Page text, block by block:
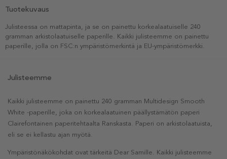
Tuotekuvaus
Julisteessa on mattapinta, ja se on painettu korkealaatuiselle 240
gramman arkistolaatuiselle paperille. Kaikki julisteemme on painettu
paperille, jolla on FSC:n ympäristömerkintä ja EU-ympäristömerkki.
Julisteemme
Kaikki julisteemme on painettu 240 gramman Multidesign Smooth
White -paperille, joka on korkealaatuinen päällystämätön paperi
Clairefontainen paperitehtaalta Ranskasta. Paperi on arkistolaatuista,
eli se ei kellastu ajan myötä.
Ympäristönäkökohdat ovat tärkeitä Dear Samille. Kaikki julisteemme